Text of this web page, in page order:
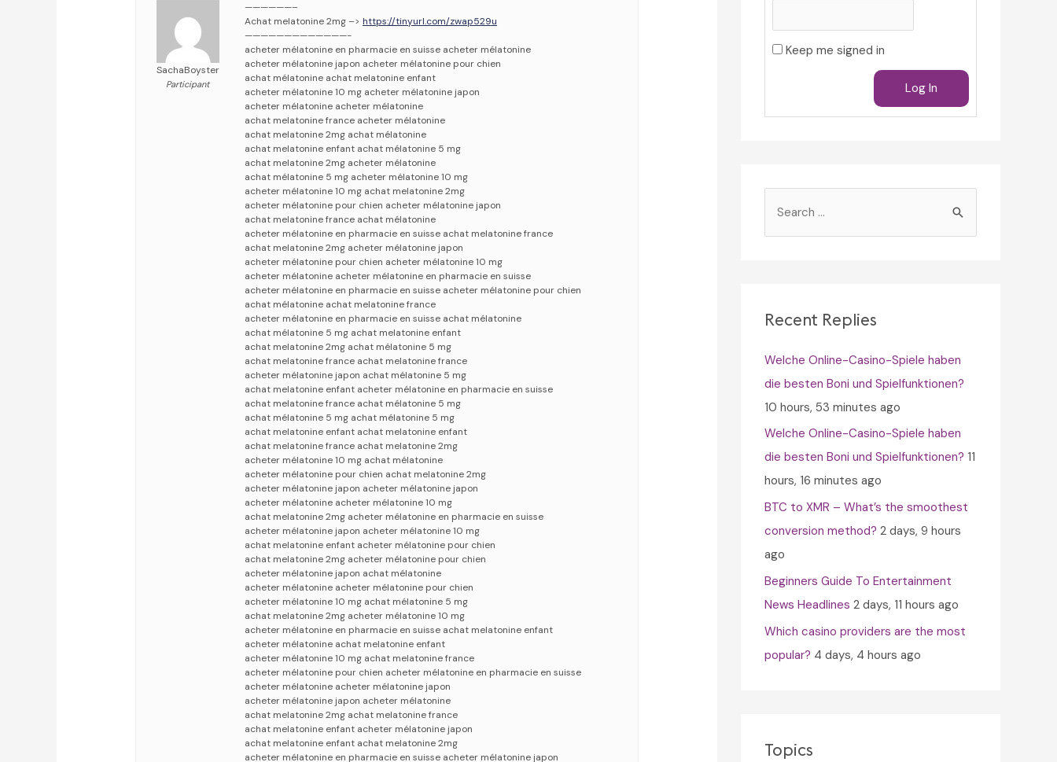
SachaBoyster
Participant
——————–
Achat melatonine 2mg –>https://tinyurl.com/zwap529u
—————————————-
acheter mélatonine en pharmacie en suisse acheter mélatonine
acheter mélatonine japon acheter mélatonine pour chien
achat mélatonine achat melatonine enfant
acheter mélatonine 10 mg acheter mélatonine japon
acheter mélatonine acheter mélatonine
achat melatonine france acheter mélatonine
achat melatonine 2mg achat mélatonine
achat melatonine enfant achat mélatonine 5 mg
achat melatonine 2mg acheter mélatonine
achat mélatonine 5 mg acheter mélatonine 10 mg
acheter mélatonine 10 mg achat melatonine 2mg
acheter mélatonine pour chien acheter mélatonine japon
achat melatonine france achat mélatonine
acheter mélatonine en pharmacie en suisse achat melatonine france
achat melatonine 2mg acheter mélatonine japon
acheter mélatonine pour chien acheter mélatonine 10 mg
acheter mélatonine acheter mélatonine en pharmacie en suisse
acheter mélatonine en pharmacie en suisse acheter mélatonine pour chien
achat mélatonine achat melatonine france
acheter mélatonine en pharmacie en suisse achat mélatonine
achat mélatonine 5 mg achat melatonine enfant
achat melatonine 2mg achat mélatonine 5 mg
achat melatonine france achat melatonine france
acheter mélatonine japon achat mélatonine 5 mg
achat melatonine enfant acheter mélatonine en pharmacie en suisse
achat melatonine france achat mélatonine 5 mg
achat mélatonine 5 mg achat mélatonine 5 mg
achat melatonine enfant achat melatonine enfant
achat melatonine france achat melatonine 2mg
acheter mélatonine 10 mg achat mélatonine
acheter mélatonine pour chien achat melatonine 2mg
acheter mélatonine japon acheter mélatonine japon
acheter mélatonine acheter mélatonine 10 mg
achat melatonine 2mg acheter mélatonine en pharmacie en suisse
acheter mélatonine japon acheter mélatonine 10 mg
achat melatonine enfant acheter mélatonine pour chien
achat melatonine 2mg acheter mélatonine pour chien
acheter mélatonine japon achat mélatonine
acheter mélatonine acheter mélatonine pour chien
acheter mélatonine 10 mg achat mélatonine 5 mg
achat melatonine 2mg acheter mélatonine 10 mg
acheter mélatonine en pharmacie en suisse achat melatonine enfant
acheter mélatonine achat melatonine enfant
acheter mélatonine 10 mg achat melatonine france
acheter mélatonine pour chien acheter mélatonine en pharmacie en suisse
acheter mélatonine acheter mélatonine japon
acheter mélatonine japon acheter mélatonine
achat melatonine 2mg achat melatonine france
achat melatonine enfant acheter mélatonine japon
achat melatonine enfant achat melatonine 2mg
acheter mélatonine en pharmacie en suisse acheter mélatonine japon
Keep me signed in
Log In
h
o
r
Recent Replies
Welche Online-Casino-Spiele haben
die besten Boni und Spielfunktionen?
10 hours, 53 minutes ago
Welche Online-Casino-Spiele haben
die besten Boni und Spielfunktionen? 11
hours, 16 minutes ago
BTC to XMR – What’s the smoothest
conversion method? 2 days, 9 hours
ago
Beginners Guide To Entertainment
News Headlines 2 days, 11 hours ago
Which casino providers are the most
popular? 4 days, 4 hours ago
Topics